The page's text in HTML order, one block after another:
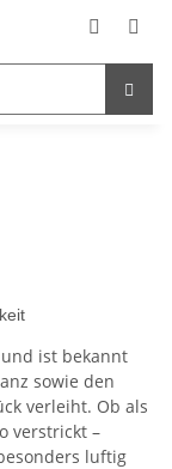
ist bekannt
sowie den
verleiht. Ob als
verstrickt –
luftig